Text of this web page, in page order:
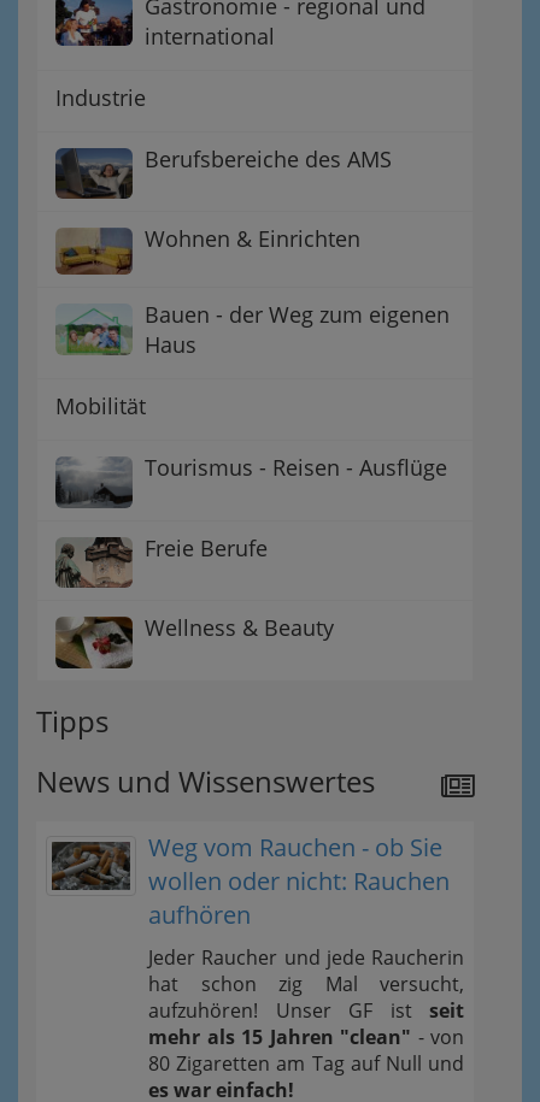
international
Industrie
Berufsbereiche des AMS
Wohnen & Einrichten
Bauen - der Weg zum eigenen
Haus
Mobilität
Tourismus - Reisen - Ausflüge
Freie Berufe
Wellness & Beauty
Tipps
News und Wissenswertes
Weg vom Rauchen - ob Sie
wollen oder nicht: Rauchen
aufhören
Jeder Raucher und jede Raucherin
hat schon zig Mal versucht,
aufzuhören! Unser GF ist seit
mehr als 15 Jahren "clean" - von
80 Zigaretten am Tag auf Null und
es war einfach!